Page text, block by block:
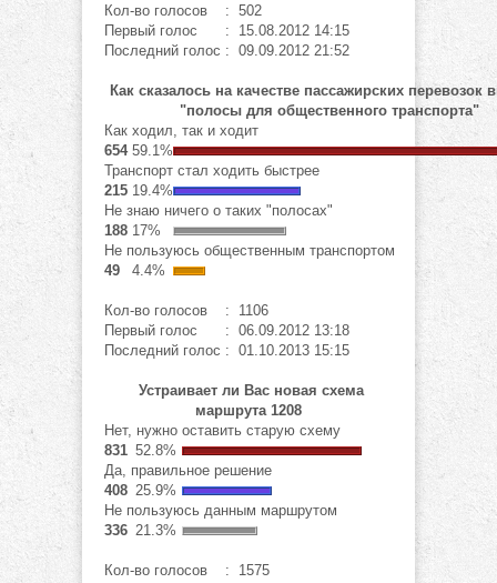
Кол-во голосов
: 502
Первый голос
: 15.08.2012 14:15
Последний голос : 09.09.2012 21:52
Как сказалось на качестве пассажирских перевозок
"полосы для общественного транспорта"
Как ходил, так и ходит
654 59.1%
Транспорт стал ходить быстрее
215 19.4%
Не знаю ничего о таких "полосах"
188 17%
Не пользуюсь общественным транспортом
49
4.4%
Кол-во голосов
: 1106
Первый голос
: 06.09.2012 13:18
Последний голос : 01.10.2013 15:15
Устраивает ли Вас новая схема
маршрута 1208
Нет, нужно оставить старую схему
831 52.8%
Да, правильное решение
408 25.9%
Не пользуюсь данным маршрутом
336 21.3%
Кол-во голосов
: 1575